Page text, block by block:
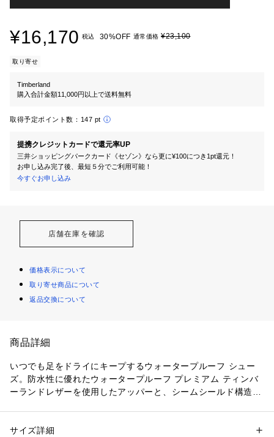
¥16,170 税込 30%OFF 通常価格 ¥23,100
取り寄せ
Timberland
購入合計金額11,000円以上で送料無料
取得予定ポイント数： 147 pt
提携クレジットカードで還元率UP
三井ショッピングパークカード《セゾン》なら更に¥100につき1pt還元！
お申し込み完了後、最短５分でご利用可能！
今すぐお申し込み
店舗在庫を確認
価格表示について
取り寄せ商品について
返品交換について
商品詳細
いつでも足をドライにキープするウォータープルーフ シュー
ズ。防水性に優れたウォータープルーフ プレミアム ティンバ
ーランドレザーを使用したアッパーと、シームシールド構造が
心地を提供します。
性別：メンズ
サイズ詳細